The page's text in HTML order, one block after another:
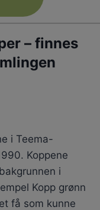
– finnes
i Teema-
Koppene
i
Kopp grønn
få som kunne